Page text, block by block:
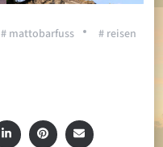
# mattobarfuss # reisen